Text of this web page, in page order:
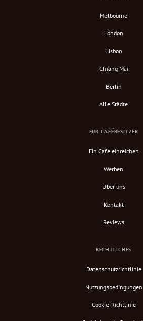
Melbourne
London
Lisbon
Chiang Mai
Berlin
Alle Städte
FÜR CAFÉBESITZER
Ein Café einreichen
Werben
Über uns
Kontakt
Reviews
RECHTLICHES
Datenschutzrichtlinie
Nutzungsbedingungen
Cookie-Richtlinie